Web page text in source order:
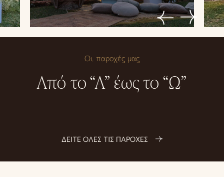
Οι παροχές μας
Από το “Α” έως το “Ω”
ΔΕΙΤΕ ΟΛΕΣ ΤΙΣ ΠΑΡΟΧΕΣ